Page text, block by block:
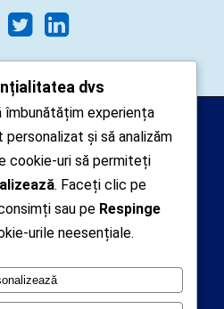
Interactive © 2010-
Toate drepturile rezervate.
cu caracter personal
administrate de un
a Prelucrarii Datelor cu
dvs
îmbunătățim experiența
și să analizăm
cookie-uri să permiteți
. Faceți clic pe
sau pe Respinge
urile neesențiale.